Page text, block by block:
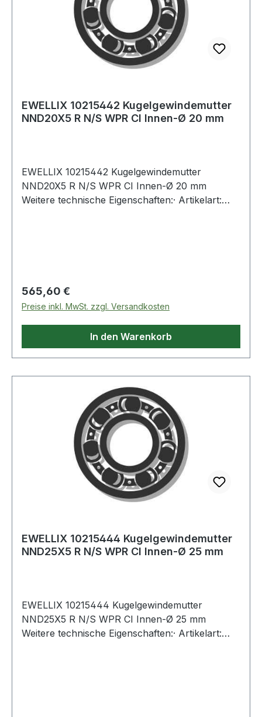
EWELLIX 10215442 Kugelgewindemutter
NND20X5 R N/S WPR CI Innen-Ø 20 mm
EWELLIX 10215442 Kugelgewindemutter
NND20X5 R N/S WPR CI Innen-Ø 20 mm
Weitere technische Eigenschaften:· Artikelart:
Regulärer Preis:
565,60 €
Preise inkl. MwSt. zzgl. Versandkosten
In den Warenkorb
EWELLIX 10215444 Kugelgewindemutter
NND25X5 R N/S WPR CI Innen-Ø 25 mm
EWELLIX 10215444 Kugelgewindemutter
NND25X5 R N/S WPR CI Innen-Ø 25 mm
Weitere technische Eigenschaften:· Artikelart: